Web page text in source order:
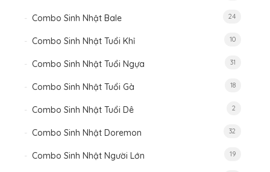
Combo Sinh Nhật Bale 24
Combo Sinh Nhật Tuổi Khỉ 10
Combo Sinh Nhật Tuổi Ngựa 31
Combo Sinh Nhật Tuổi Gà 18
Combo Sinh Nhật Tuổi Dê 2
Combo Sinh Nhật Doremon 32
Combo Sinh Nhật Người Lớn 19